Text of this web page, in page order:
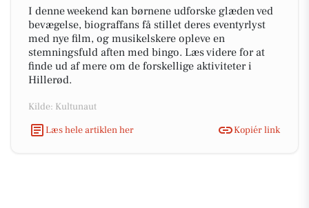
I denne weekend kan børnene udforske glæden ved
bevægelse, biograffans få stillet deres eventyrlyst
med nye film, og musikelskere opleve en
stemningsfuld aften med bingo. Læs videre for at
finde ud af mere om de forskellige aktiviteter i
Hillerød.
Kilde: Kultunaut
Læs hele artiklen her
Kopiér link